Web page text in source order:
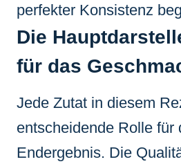
perfekter Konsistenz
Die
für das
Jede Zutat in diesem
entscheidende Rolle für
Endergebnis. Die